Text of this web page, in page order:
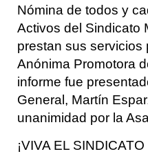
Nómina de todos y
Activos del Sindicato
prestan sus servicios
Anónima Promotora
informe fue
General, Martín
unanimidad por la
¡VIVA EL